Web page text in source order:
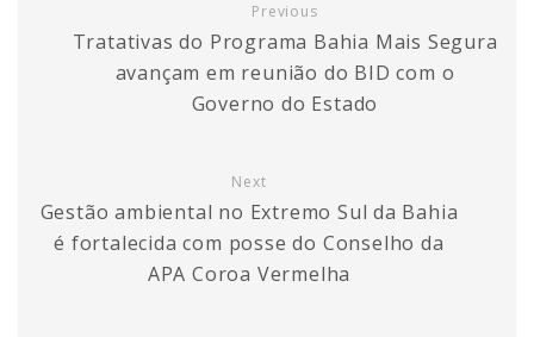
Previous
Tratativas do Programa Bahia Mais Segura
avançam em reunião do BID com o
Governo do Estado
Next
Gestão ambiental no Extremo Sul da Bahia
é fortalecida com posse do Conselho da
APA Coroa Vermelha